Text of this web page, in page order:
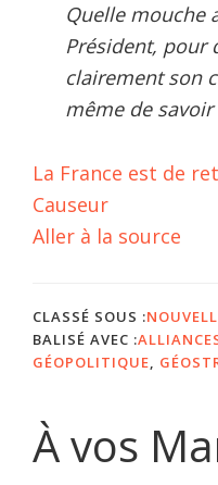
Quelle mouche
Président, pour
clairement son
même de
La France est de
Causeur
Aller à la source
CLASSÉ SOUS :
BALISÉ AVEC :
GÉOPOLITIQUE,
À vos